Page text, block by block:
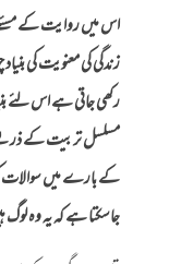
اس میں روایت کے
زندگی کی معنویت کی
رکھی جاتی ہے اس لئے
مسلسل تربیت کے ذریعے
کے بارے میں سوالات
جاسکتا ہے کہ یہ وہ لوگ